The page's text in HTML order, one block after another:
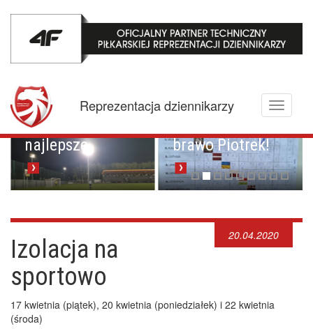
Toggle
Reprezentacja dziennikarzy
Mistrzowskie
karne z
Pucharowa
przygoda trwa w
najlepsze
Brawo Lenkija,
brawo Piotrek!
20.04.2020
Izolacja na
sportowo
17 kwietnia (piątek), 20 kwietnia (poniedziałek) i 22 kwietnia
(środa)